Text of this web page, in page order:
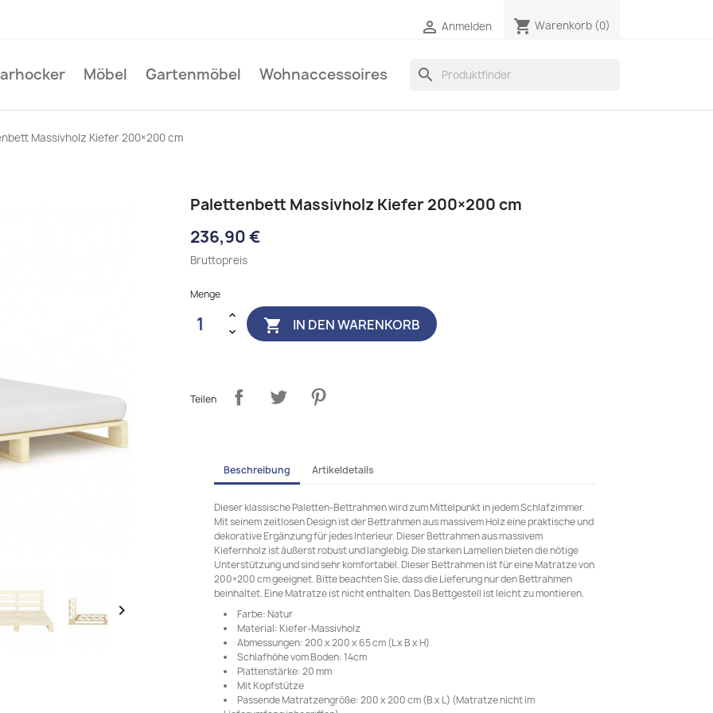
 Anmelden shopping_cart Warenkorb (0)
Möbel Gartenmöbel Wohnaccessoires search
Massivholz Kiefer 200×200 cm

Palettenbett Massivholz Kiefer 200×200 cm
236,90 €
Bruttopreis
Menge
 IN DEN WARENKORB
Teilen
Beschreibung Artikeldetails
Dieser klassische Paletten-Bettrahmen wird zum Mittelpunkt in jedem Schlafzimmer.
Mit seinem zeitlosen Design ist der Bettrahmen aus massivem Holz eine praktische und
dekorative Ergänzung für jedes Interieur. Dieser Bettrahmen aus massivem
Kiefernholz ist äußerst robust und langlebig. Die starken Lamellen bieten die nötige
Unterstützung und sind sehr komfortabel. Dieser Bettrahmen ist für eine Matratze von
200×200 cm geeignet. Bitte beachten Sie, dass die Lieferung nur den Bettrahmen
beinhaltet. Eine Matratze ist nicht enthalten. Das Bettgestell ist leicht zu montieren.
Farbe: Natur
Material: Kiefer-Massivholz
Abmessungen: 200 x 200 x 65 cm (L x B x H)
Schlafhöhe vom Boden: 14cm
Plattenstärke: 20 mm
Mit Kopfstütze
Passende Matratzengröße: 200 x 200 cm (B x L) (Matratze nicht im